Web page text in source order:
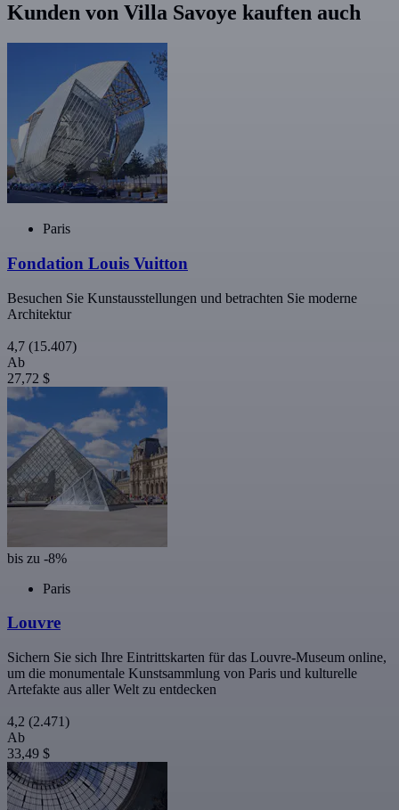
Kunden von Villa Savoye kauften auch
Paris
Fondation Louis Vuitton
Besuchen Sie Kunstausstellungen und betrachten Sie moderne
Architektur
4,7 (15.407)
Ab
27,72 $
bis zu -8%
Paris
Louvre
Sichern Sie sich Ihre Eintrittskarten für das Louvre-Museum online,
um die monumentale Kunstsammlung von Paris und kulturelle
Artefakte aus aller Welt zu entdecken
4,2 (2.471)
Ab
33,49 $